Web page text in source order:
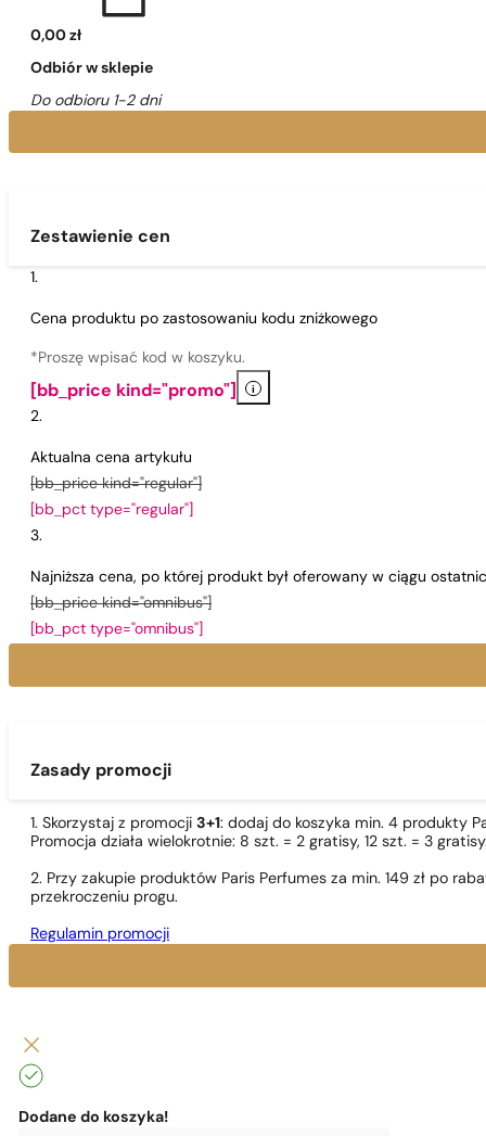
0,00 zł
Odbiór w sklepie
Do odbioru 1-2 dni
Zestawienie cen
Cena produktu po zastosowaniu kodu zniżkowego
*Proszę wpisać kod w koszyku.
[bb_price kind="promo"] i
Aktualna cena artykułu
[bb_price kind="regular"]
[bb_pct type="regular"]
Najniższa cena, po której produkt był oferowany w ciągu
[bb_price kind="omnibus"]
[bb_pct type="omnibus"]
Zasady promocji
1. Skorzystaj z promocji 3+1: dodaj do koszyka min. 4 produkty
Promocja działa wielokrotnie: 8 szt. = 2 gratisy, 12 szt. = 3
2. Przy zakupie produktów Paris Perfumes za min. 149 zł po
przekroczeniu progu.
Regulamin promocji
Dodane do koszyka!